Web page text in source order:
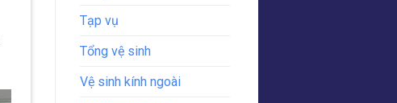
Tạp vụ
Tổng vệ sinh
Vệ sinh kính ngoài